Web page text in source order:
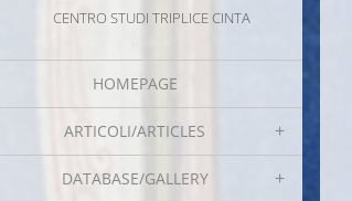
CENTRO STUDI TRIPLICE CINTA
HOMEPAGE
ARTICOLI/ARTICLES
DATABASE/GALLERY